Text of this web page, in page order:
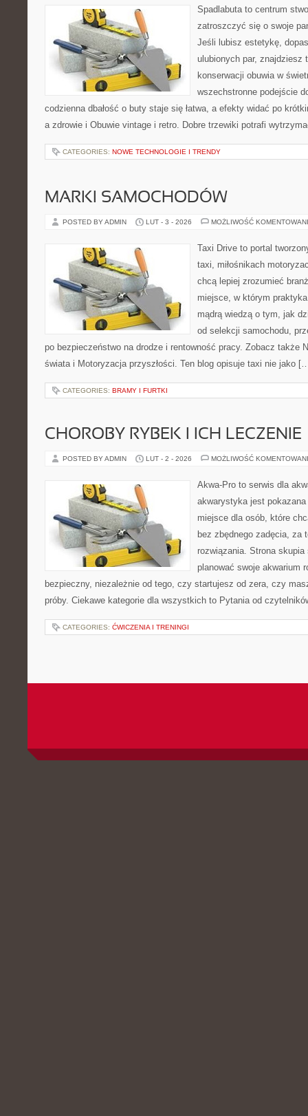
Spadlabuta to centrum
zatroszczyć się o swoje
Jeśli lubisz estetykę,
ulubionych par, znajdziesz
konserwacji obuwia w
wszechstronne podejście
codzienna dbałość o buty staje się łatwa, a efekty widać po
a zdrowie i Obuwie vintage i retro. Dobre trzewiki potrafi
CATEGORIES: NOWE TECHNOLOGIE I TRENDY
MARKI SAMOCHODÓW
POSTED BY ADMIN LUT - 3 - 2026 MOŻLIWOŚĆ
Taxi Drive to portal
taxi, miłośnikach
chcą lepiej zrozumieć
miejsce, w którym
mądrą wiedzą o tym, jak
od selekcji samochodu,
po bezpieczeństwo na drodze i rentowność pracy. Zobacz także
świata i Motoryzacja przyszłości. Ten blog opisuje taxi nie jako
CATEGORIES: BRAMY I FURTKI
CHOROBY RYBEK I ICH LECZENIE
POSTED BY ADMIN LUT - 2 - 2026 MOŻLIWOŚĆ
Akwa-Pro to serwis dla
akwarystyka jest
miejsce dla osób, które
bez zbędnego zadęcia, za
rozwiązania. Strona
planować swoje akwarium
bezpieczny, niezależnie od tego, czy startujesz od zera, czy
próby. Ciekawe kategorie dla wszystkich to Pytania od
CATEGORIES: ĆWICZENIA I TRENINGI